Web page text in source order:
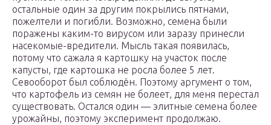
остальные один за другим покрылись пятнами,
пожелтели и погибли. Возможно, семена были
поражены каким-то вирусом или заразу принесли
насекомые-вредители. Мысль такая появилась,
потому что сажала я картошку на участок после
капусты, где картошка не росла более 5 лет.
Севооборот был соблюдён. Поэтому аргумент о том,
что картофель из семян не болеет, для меня перестал
существовать. Остался один — элитные семена более
урожайны, поэтому эксперимент продолжаю.